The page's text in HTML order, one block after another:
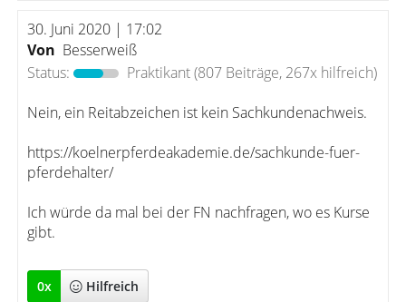
30. Juni 2020 | 17:02
Von Besserweiß
Status:
Praktikant(807 Beiträge, 267x hilfreich)
Nein, ein Reitabzeichen ist kein Sachkundenachweis.
https://koelnerpferdeakademie.de/sachkunde-fuer-
pferdehalter/
Ich würde da mal bei der FN nachfragen, wo es Kurse
gibt.
0x Hilfreich